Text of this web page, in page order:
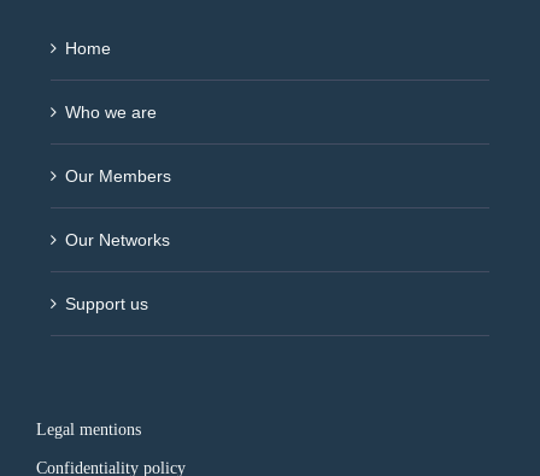
Home
Who we are
Our Members
Our Networks
Support us
Legal mentions
Confidentiality policy